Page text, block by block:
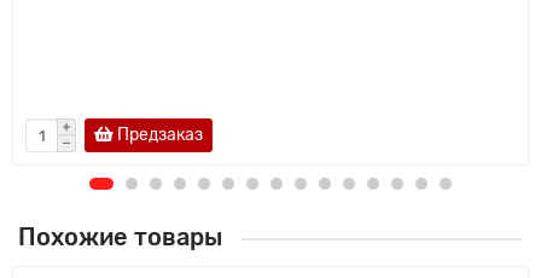
Предзаказ
Похожие товары